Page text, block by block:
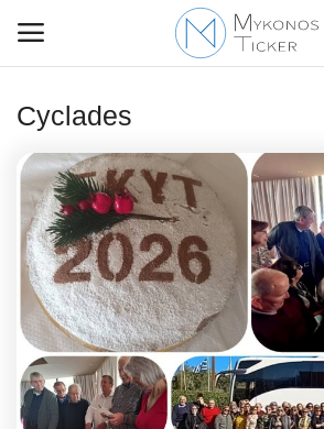
Contact Us
Politique
Business
Travel
World
Cyclades